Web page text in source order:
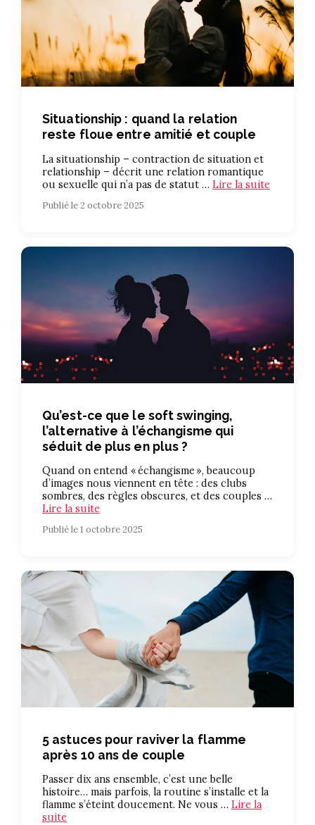
Situationship : quand la relation
reste floue entre amitié et couple
La situationship – contraction de situation et
relationship – décrit une relation romantique
ou sexuelle qui n’a pas de statut … Lire la suite
Publié le 2 octobre 2025
Qu’est-ce que le soft swinging,
l’alternative à l’échangisme qui
séduit de plus en plus ?
Quand on entend « échangisme », beaucoup
d’images nous viennent en tête : des clubs
sombres, des règles obscures, et des couples …
Lire la suite
Publié le 1 octobre 2025
5 astuces pour raviver la flamme
après 10 ans de couple
Passer dix ans ensemble, c’est une belle
histoire… mais parfois, la routine s’installe et la
flamme s’éteint doucement. Ne vous … Lire la
suite